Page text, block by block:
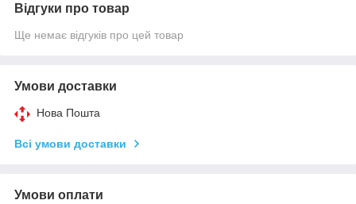
Відгуки про товар
Ще немає відгуків про цей товар
Умови доставки
Нова Пошта
Всі умови доставки
Умови оплати